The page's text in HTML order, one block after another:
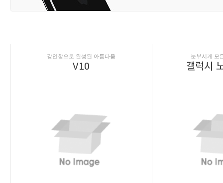
강인함으로 완성된 아름다움
V10
눈부시게 모
갤럭시